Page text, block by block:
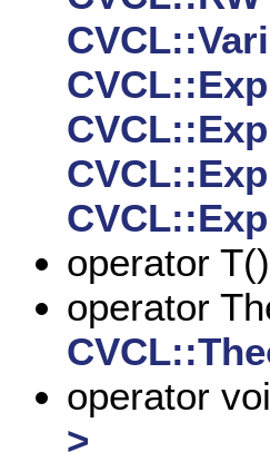
operator
operator
operator
>